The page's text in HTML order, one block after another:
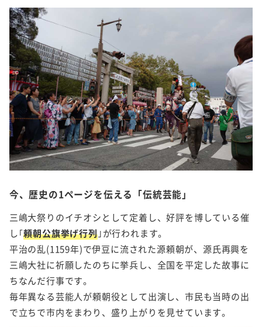
今、歴史の1ページを伝える「伝統芸能」
三嶋大祭りのイチオシとして定着し、好評を博している催
し｢頼朝公旗挙げ行列｣が行われます。
平治の乱(1159年)で伊豆に流された源頼朝が、源氏再興を
三嶋大社に祈願したのちに挙兵し、全国を平定した故事に
ちなんだ行事です。
毎年異なる芸能人が頼朝役として出演し、市民も当時の出
で立ちで市内をまわり、盛り上がりを見せています。